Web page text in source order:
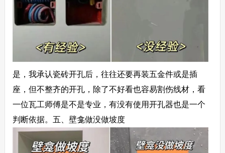
是，我承认瓷砖开孔后，往往还要再装五金件或是插
座，但不整齐的开孔，除了不好看也容易割伤线材，看
一位瓦工师傅是不是专业，有没有使用开孔器也是一个
判断依据。 五、壁龛做没做坡度